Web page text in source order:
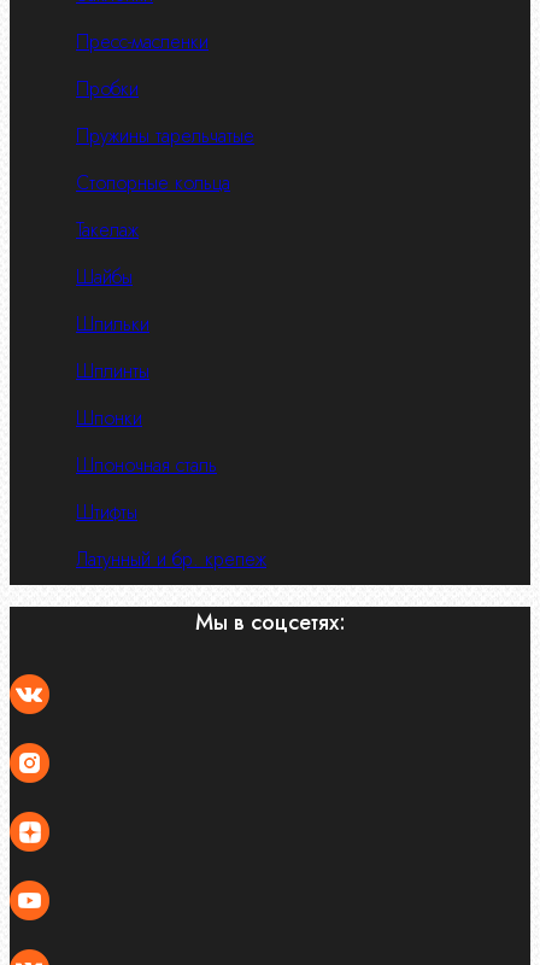
Пресс-масленки
Пробки
Пружины тарельчатые
Стопорные кольца
Такелаж
Шайбы
Шпильки
Шплинты
Шпонки
Шпоночная сталь
Штифты
Латунный и бр. крепеж
Мы в соцсетях: